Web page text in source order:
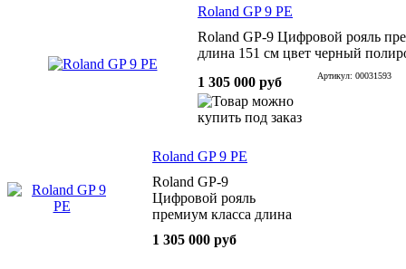
Roland GP 9 PE
Roland GP-9 Цифровой рояль
длина 151 см цвет черный
1 305 000 руб
Артикул: 00031593
Roland GP 9 PE
Roland GP-9
Цифровой рояль
премиум класса длина
полированный
1 305 000 руб